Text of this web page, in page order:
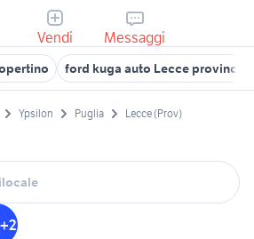
Vendi Messaggi
ford kuga auto Lecce provincia
Ypsilon Puglia Lecce (Prov)